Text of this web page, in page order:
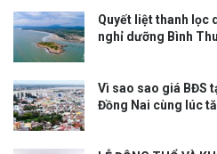
Quyết liệt thanh lọc
nghỉ dưỡng Bình
Vì sao sao giá BĐS
Đồng Nai cùng lúc